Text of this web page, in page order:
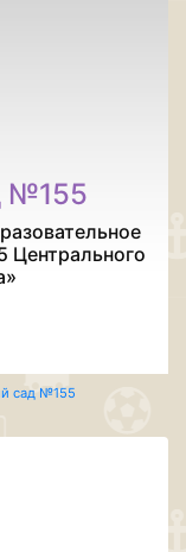
№155
Центрального
сад №155